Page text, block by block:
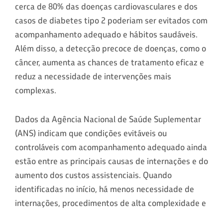
cerca de 80% das doenças cardiovasculares e dos
casos de diabetes tipo 2 poderiam ser evitados com
acompanhamento adequado e hábitos saudáveis.
Além disso, a detecção precoce de doenças, como o
câncer, aumenta as chances de tratamento eficaz e
reduz a necessidade de intervenções mais
complexas.
Dados da Agência Nacional de Saúde Suplementar
(ANS) indicam que condições evitáveis ou
controláveis com acompanhamento adequado ainda
estão entre as principais causas de internações e do
aumento dos custos assistenciais. Quando
identificadas no início, há menos necessidade de
internações, procedimentos de alta complexidade e